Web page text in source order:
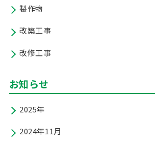
製作物
改築工事
改修工事
お知らせ
2025年
2024年11月